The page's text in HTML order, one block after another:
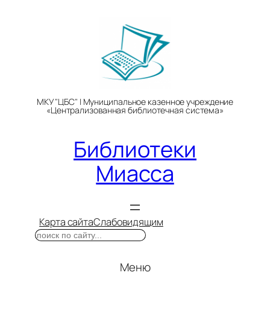
МКУ "ЦБС" | Муниципальное казенное учреждение
«Централизованная библиотечная система»
Библиотеки
Миасса
Карта сайтаСлабовидящим
Поиск
Меню